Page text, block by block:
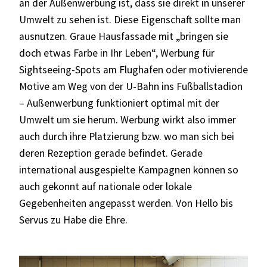
an der Außenwerbung ist, dass sie direkt in unserer
Umwelt zu sehen ist. Diese Eigenschaft sollte man
ausnutzen. Graue Hausfassade mit „bringen sie
doch etwas Farbe in Ihr Leben“, Werbung für
Sightseeing-Spots am Flughafen oder motivierende
Motive am Weg von der U-Bahn ins Fußballstadion
– Außenwerbung funktioniert optimal mit der
Umwelt um sie herum. Werbung wirkt also immer
auch durch ihre Platzierung bzw. wo man sich bei
deren Rezeption gerade befindet. Gerade
international ausgespielte Kampagnen können so
auch gekonnt auf nationale oder lokale
Gegebenheiten angepasst werden. Von Hello bis
Servus zu Habe die Ehre.